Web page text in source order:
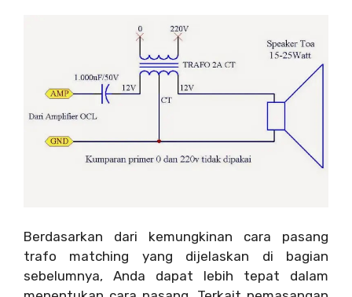
Berdasarkan dari kemungkinan cara pasang
trafo matching yang dijelaskan di bagian
sebelumnya, Anda dapat lebih tepat dalam